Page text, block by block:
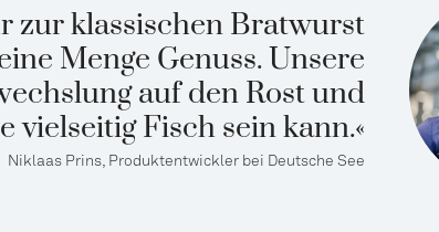
zur klassischen Bratwurst
Menge Genuss. Unsere
auf den Rost und
vielseitig Fisch sein kann.«
Niklaas Prins, Produktentwickler bei Deutsche See